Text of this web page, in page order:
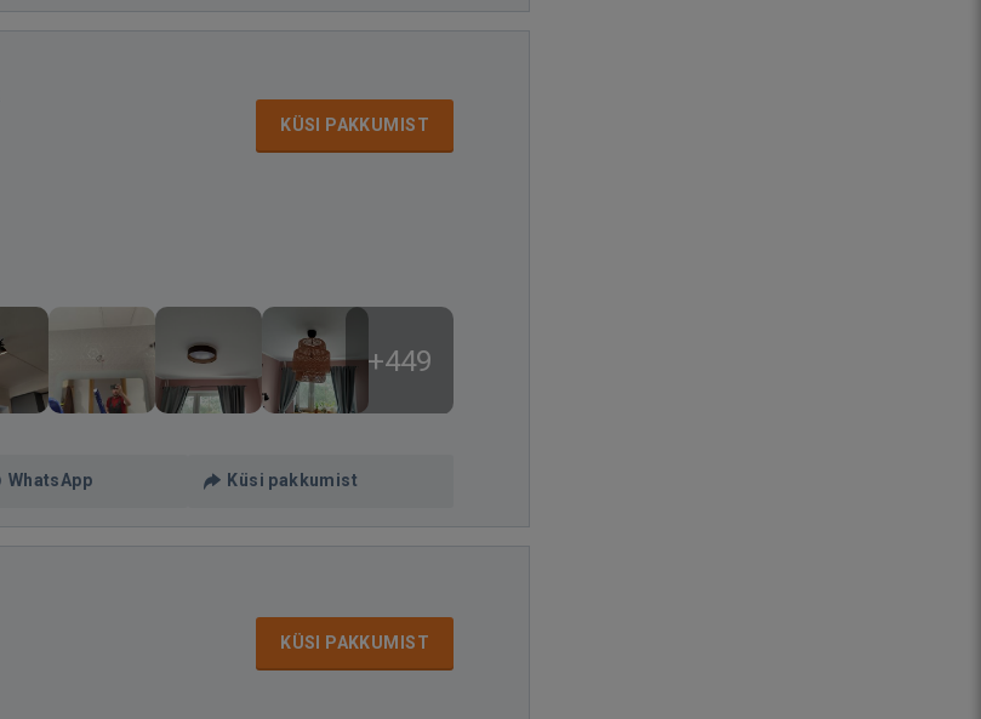
KÜSI PAKKUMIST
+449
WhatsApp Küsi pakkumist
KÜSI PAKKUMIST